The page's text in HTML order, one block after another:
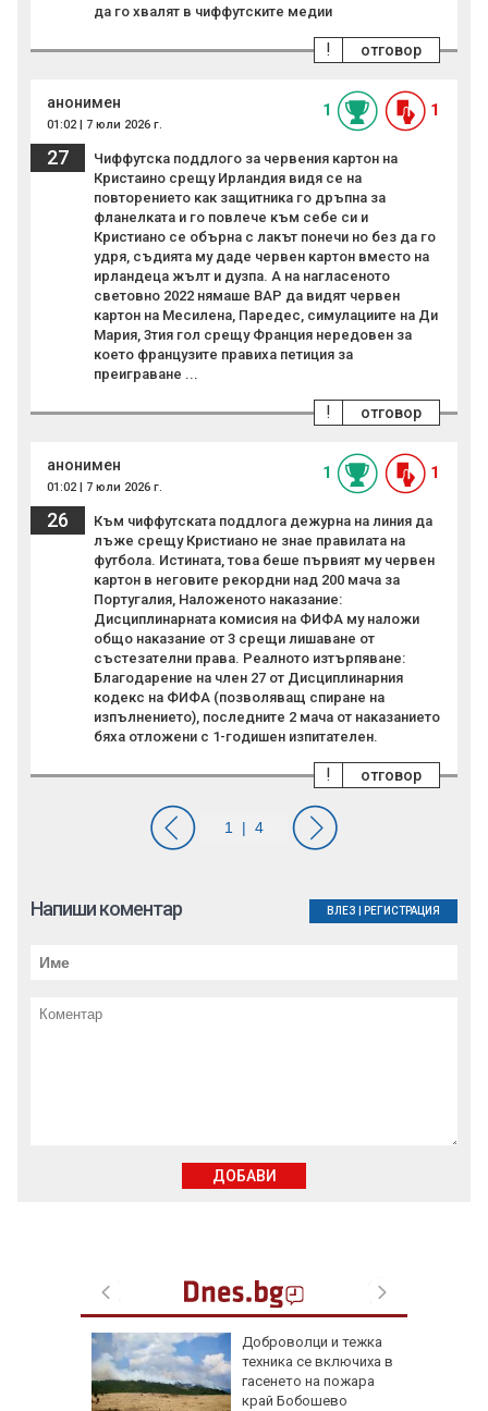
Доброволци и тежка
техника се включиха в
гасенето на пожара
край Бобошево
да го хвалят в чиффутските медии
отговор
!
анонимен
01:02 | 7 юли 2026 г.
1 1
27
Чиффутска поддлого за червения картон на
Кристаино срещу Ирландия видя се на
повторението как защитника го дръпна за
фланелката и го повлече към себе си и
Кристиано се обърна с лакът понечи но без да го
удря, съдията му даде червен картон вместо на
ирландеца жълт и дузпа. А на нагласеното
световно 2022 нямаше ВАР да видят червен
картон на Месилена, Паредес, симулациите на Ди
Мария, 3тия гол срещу Франция нередовен за
което французите правиха петиция за
преиграване ...
отговор
!
анонимен
01:02 | 7 юли 2026 г.
1 1
26
Към чиффутската поддлога дежурна на линия да
лъже срещу Кристиано не знае правилата на
футбола. Истината, това беше първият му червен
картон в неговите рекордни над 200 мача за
Португалия, Наложеното наказание:
Дисциплинарната комисия на ФИФА му наложи
общо наказание от 3 срещи лишаване от
състезателни права. Реалното изтърпяване:
Благодарение на член 27 от Дисциплинарния
кодекс на ФИФА (позволяващ спиране на
изпълнението), последните 2 мача от наказанието
бяха отложени с 1-годишен изпитателен.
отговор
!
Напиши коментар ВЛЕЗ РЕГИСТРАЦИЯ
ДОБАВИ